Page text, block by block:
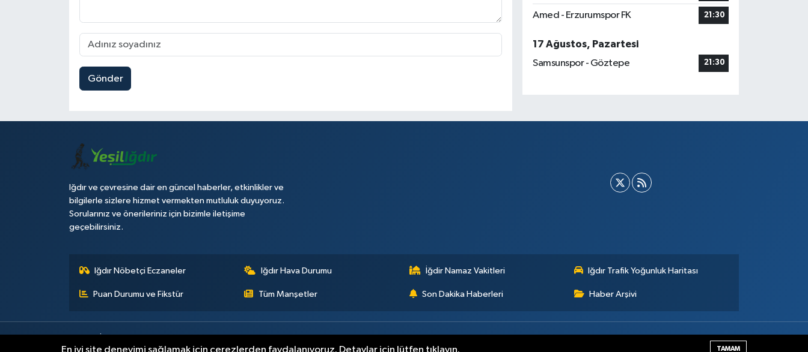
Gönder
Amed - Erzurumspor FK 21:30
17 Ağustos, Pazartesi
Samsunspor - Göztepe
21:30
Iğdır ve çevresine dair en güncel haberler, etkinlikler ve
bilgilerle sizlere hizmet vermekten mutluluk duyuyoruz.
Sorularınız ve önerileriniz için bizimle iletişime
geçebilirsiniz.
Iğdır Nöbetçi Eczaneler Iğdır Hava Durumu İğdir Namaz Vakitleri Iğdır Trafik Yoğunluk Haritası
Puan Durumu ve Fikstür Tüm Manşetler Son Dakika Haberleri Haber Arşivi
TE Bilişim
En iyi site deneyimi sağlamak için çerezlerden faydalanıyoruz. Detaylar için lütfen tıklayın. TAMAM